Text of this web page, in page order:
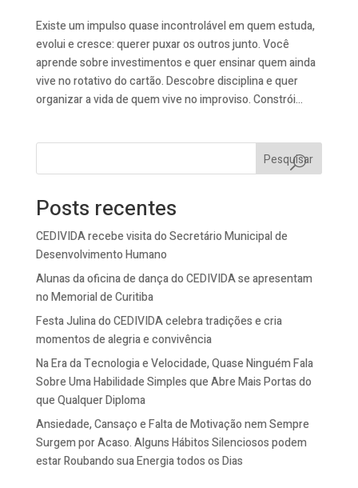
Existe um impulso quase incontrolável em quem estuda,
evolui e cresce: querer puxar os outros junto. Você
aprende sobre investimentos e quer ensinar quem ainda
vive no rotativo do cartão. Descobre disciplina e quer
organizar a vida de quem vive no improviso. Constrói...
Pesquisar
Posts recentes
CEDIVIDA recebe visita do Secretário Municipal de
Desenvolvimento Humano
Alunas da oficina de dança do CEDIVIDA se apresentam
no Memorial de Curitiba
Festa Julina do CEDIVIDA celebra tradições e cria
momentos de alegria e convivência
Na Era da Tecnologia e Velocidade, Quase Ninguém Fala
Sobre Uma Habilidade Simples que Abre Mais Portas do
que Qualquer Diploma
Ansiedade, Cansaço e Falta de Motivação nem Sempre
Surgem por Acaso. Alguns Hábitos Silenciosos podem
estar Roubando sua Energia todos os Dias